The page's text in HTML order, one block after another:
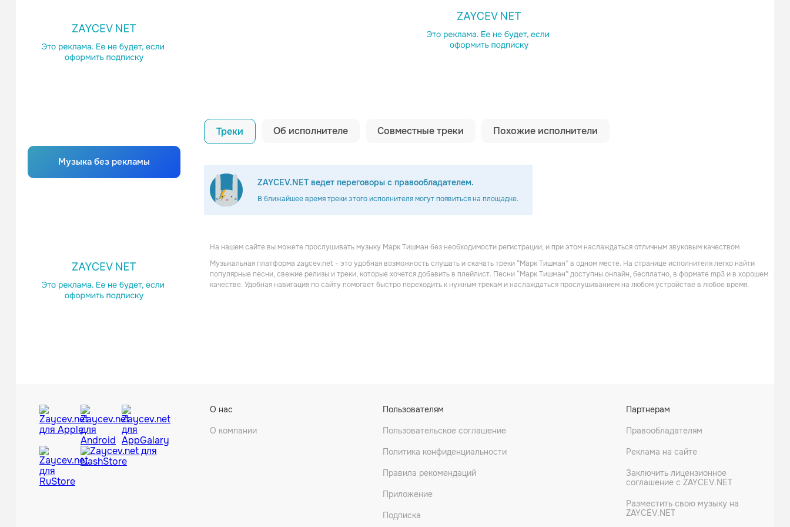
Музыка без рекламы
Копировать ссылку
Треки Об исполнителе Совместные треки Похожие исполнители
ZAYCEV.NET ведет переговоры с правообладателем.
В ближайшее время треки этого исполнителя могут появиться на площадке.
Саша Санта
Поп
Жасмин
Поп
Кристина Орбакайте
Поп
Иракли
Поп
Гузель Хасанова
Поп
На нашем сайте вы можете прослушивать музыку Марк Тишман без необходимости регистрации, и при этом наслаждаться отличным звуковым качеством
Музыкальная платформа zaycev.net - это удобная возможность слушать и скачать треки “Марк Тишман” в одном месте. На странице исполнителя легко найти
популярные песни, свежие релизы и треки, которые хочется добавить в плейлист. Песни “Марк Тишман” доступны онлайн, бесплатно, в формате mp3 и в хорошем
качестве. Удобная навигация по сайту помогает быстро переходить к нужным трекам и наслаждаться прослушиванием на любом устройстве в любое время.
О нас
О компании
Пользователям
Пользовательское соглашение
Политика конфиденциальности
Правила рекомендаций
Приложение
Подписка
Партнерам
Правообладателям
Реклама на сайте
Заключить лицензионное
соглашение с ZAYCEV.NET
Разместить свою музыку на
ZAYCEV.NET